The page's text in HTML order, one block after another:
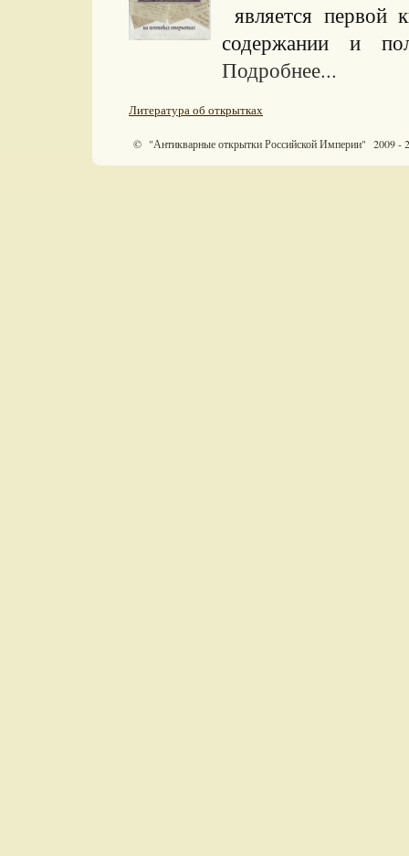
является первой
содержании и
Подробнее...
Литература об открытках
© "Антикварные открытки Российской Империи" 2009 -